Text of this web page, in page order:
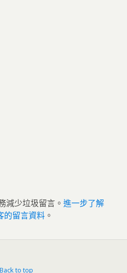
減少垃圾留言。 進一步了解
的留言資料 。
Back to top